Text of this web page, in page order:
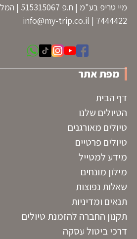
7444422 |
info@my-trip.co.il
מפת אתר
דף הבית
הטיולים שלנו
טיולים מאורגנים
טיולים פרטיים
מידע למטייל
מילון מונחים
שאלות נפוצות
תנאים ומדיניות
תקנון החברה להזמנת טיולים
דרכי ביטול עסקה